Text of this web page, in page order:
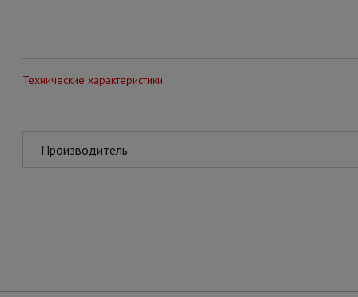
Технические характеристики
Производитель